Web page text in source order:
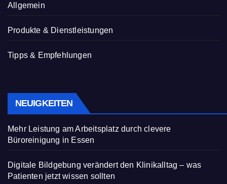
Allgemein
Produkte & Dienstleistungen
Tipps & Empfehlungen
NEUIGKEITEN
Mehr Leistung am Arbeitsplatz durch clevere
Büroreinigung in Essen
Digitale Bildgebung verändert den Klinikalltag – was
Patienten jetzt wissen sollten